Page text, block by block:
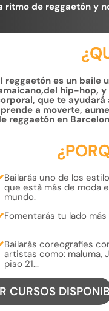
ritmo de reggaetón y
reggaetón es un baile
hip-hop, y
que te ayudará
a moverte,
reggaetón en
Bailarás uno de los
que està más de moda
mundo.
Fomentarás tu lado más
Bailarás coreografies
artistas como: maluma,
piso 21...
CURSOS